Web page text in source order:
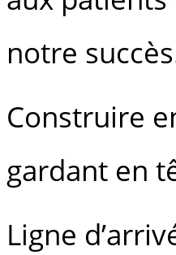
notre
Construire
gardant en
Ligne